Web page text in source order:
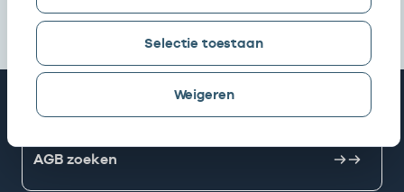
Selectie toestaan
Weigeren
AGB zoeken